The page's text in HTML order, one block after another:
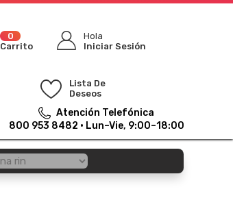
0
Carrito
Hola
Iniciar Sesión
Lista De
Deseos
Atención Telefónica
800 953 8482 · Lun–Vie, 9:00–18:00